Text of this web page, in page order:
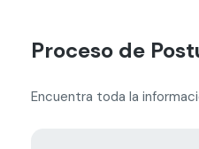
Proceso de
Encuentra toda la